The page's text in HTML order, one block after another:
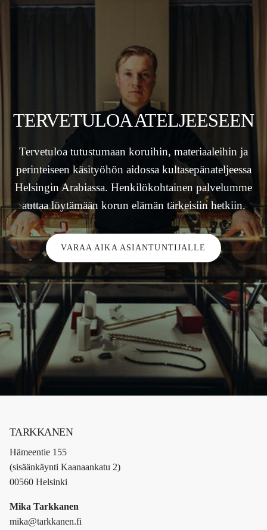
TERVETULOA ATELJEESEEN
Tervetuloa tutustumaan koruihin, materiaaleihin ja
perinteiseen käsityöhön aidossa kultasepänateljeessa
Helsingin Arabiassa. Henkilökohtainen palvelumme
auttaa löytämään korun elämän tärkeisiin hetkiin.
VARAA AIKA ASIANTUNTIJALLE
TARKKANEN
Hämeentie 155
(sisäänkäynti Kaanaankatu 2)
00560 Helsinki
Mika Tarkkanen
mika@tarkkanen.fi